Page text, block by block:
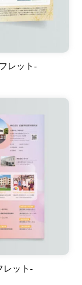
レット-
レット-